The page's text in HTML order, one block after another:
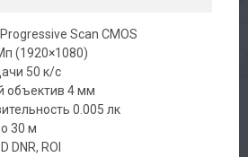
Scan CMOS
(1920×1080)
50 к/с
объектив 4 мм
0.005 лк
30 м
DNR, ROI